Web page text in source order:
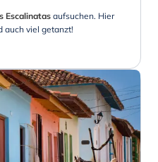
Escalinatasaufsuchen. Hier
auch viel getanzt!